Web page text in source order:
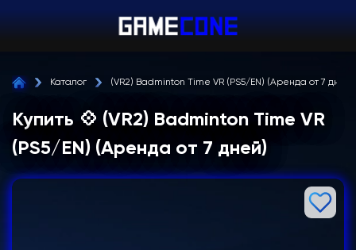
Каталог (VR2) Badminton Time VR (PS5/EN) (Аренда от 7 дней)
Купить 💠 (VR2) Badminton Time VR
(PS5/EN) (Аренда от 7 дней)